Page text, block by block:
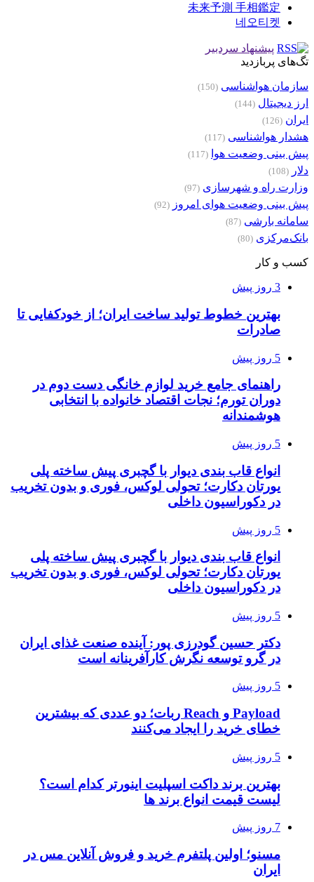
未来予測 手相鑑定
네오티켓
پیشنهاد سردبیر
تگ‌های پربازدید
سازمان هواشناسی (150)
ارز دیجیتال (144)
ایران (126)
هشدار هواشناسی (117)
پیش بینی وضعیت هوا (117)
دلار (108)
وزارت راه و شهرسازی (97)
پیش بینی وضعیت هوای امروز (92)
سامانه بارشی (87)
بانک‌مرکزی (80)
کسب و کار
3 روز پیش
بهترین خطوط تولید ساخت ایران؛ از خودکفایی تا
صادرات
5 روز پیش
راهنمای جامع خرید لوازم خانگی دست دوم در
دوران تورم؛ نجات اقتصاد خانواده با انتخابی
هوشمندانه
5 روز پیش
انواع قاب بندی دیوار با گچبری پیش ساخته پلی
یورتان دکارت؛ تحولی لوکس، فوری و بدون تخریب
در دکوراسیون داخلی
5 روز پیش
انواع قاب بندی دیوار با گچبری پیش ساخته پلی
یورتان دکارت؛ تحولی لوکس، فوری و بدون تخریب
در دکوراسیون داخلی
5 روز پیش
دکتر حسین گودرزی پور: آینده صنعت غذای ایران
در گرو توسعه نگرش کارآفرینانه است
5 روز پیش
Payload و Reach ربات؛ دو عددی که بیشترین
خطای خرید را ایجاد می‌کنند
5 روز پیش
بهترین برند داکت اسپلیت اینورتر کدام است؟
لیست قیمت انواع برند ها
7 روز پیش
مسنو؛ اولین پلتفرم خرید و فروش آنلاین مس در
ایران